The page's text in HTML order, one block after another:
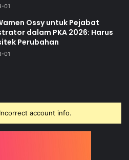
01
Ossy untuk Pejabat
dalam PKA 2026: Harus
Perubahan
01
account info.